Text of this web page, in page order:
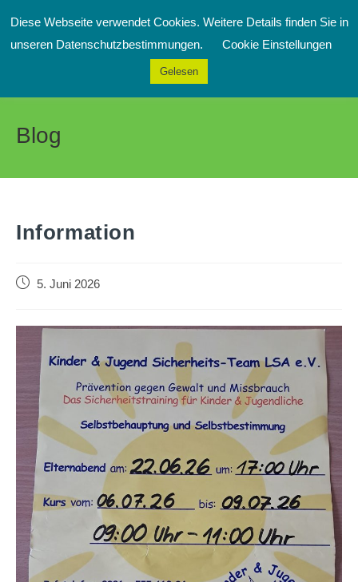
Inhalt
springen
Blog
Information
Beitrag5. Juni 2026
Diese Webseite verwendet Cookies. Weitere Details finden Sie in
unseren Datenschutzbestimmungen.
Cookie Einstellungen
Gelesen